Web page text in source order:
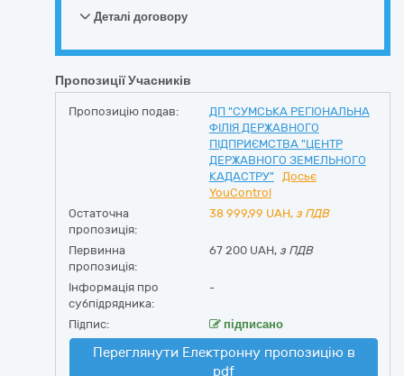
Деталі договору
Пропозиції Учасників
Пропозицію подав:
ДП "СУМСЬКА РЕГІОНАЛЬНА
ФІЛІЯ ДЕРЖАВНОГО
ПІДПРИЄМСТВА "ЦЕНТР
ДЕРЖАВНОГО ЗЕМЕЛЬНОГО
КАДАСТРУ"
Досьє
YouControl
Остаточна
пропозиція:
38 999,99 UAH, з ПДВ
Первинна
пропозиція:
67 200 UAH, з ПДВ
Інформація про
субпідрядника:
-
Підпис: підписано
Переглянути Електронну пропозицію в
pdf